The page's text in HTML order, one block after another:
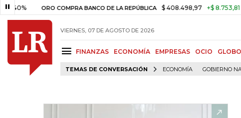
ORO COMPRA BANCO DE LA REPÚBLICA $ 408.498,97 +$ 8.753,81 +2,19%
VIERNES, 07 DE AGOSTO DE 2026
FINANZAS ECONOMÍA EMPRESAS OCIO
TEMAS DE CONVERSACIÓN ECONOMÍA GOBIERNO